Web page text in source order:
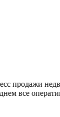
продажи
все